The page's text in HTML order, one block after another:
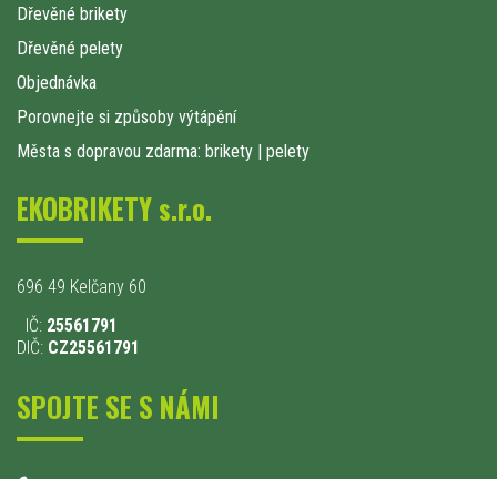
Dřevěné brikety
Dřevěné pelety
Objednávka
Porovnejte si způsoby výtápění
Města s dopravou zdarma: brikety | pelety
EKOBRIKETY s.r.o.
696 49 Kelčany 60
IČ: 25561791
DIČ: CZ25561791
SPOJTE SE S NÁMI